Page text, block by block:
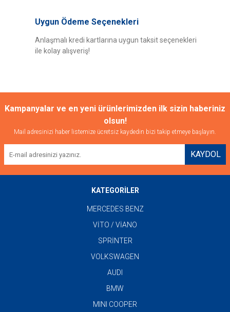
Uygun Ödeme Seçenekleri
Anlaşmalı kredi kartlarına uygun taksit seçenekleri
ile kolay alışveriş!
Kampanyalar ve en yeni ürünlerimizden ilk sizin haberiniz
olsun!
Mail adresinizi haber listemize ücretsiz kaydedin bizi takip etmeye başlayın.
KAYDOL
KATEGORİLER
MERCEDES BENZ
VİTO / VİANO
SPRİNTER
VOLKSWAGEN
AUDI
BMW
MINI COOPER